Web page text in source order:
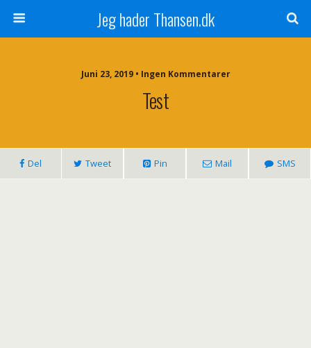
Jeg hader Thansen.dk
Juni 23, 2019 • Ingen Kommentarer
Test
Del Tweet Pin Mail SMS